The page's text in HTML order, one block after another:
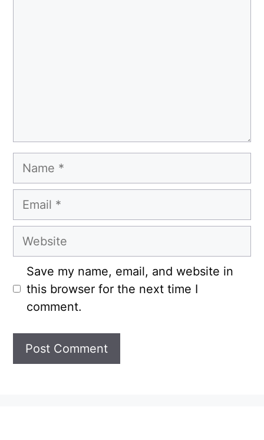
Name
Email
Website
Save my name, email, and website in
this browser for the next time I
comment.